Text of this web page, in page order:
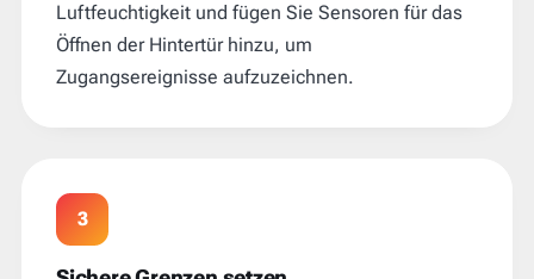
Luftfeuchtigkeit und fügen Sie Sensoren für das
Öffnen der Hintertür hinzu, um
Zugangsereignisse aufzuzeichnen.
3